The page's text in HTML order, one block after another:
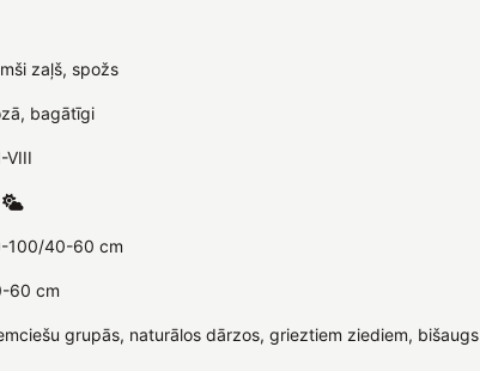
zaļš, spožs
bagātīgi
VIII
100/40-60 cm
60 cm
grupās, naturālos dārzos, grieztiem ziediem, bišaugs